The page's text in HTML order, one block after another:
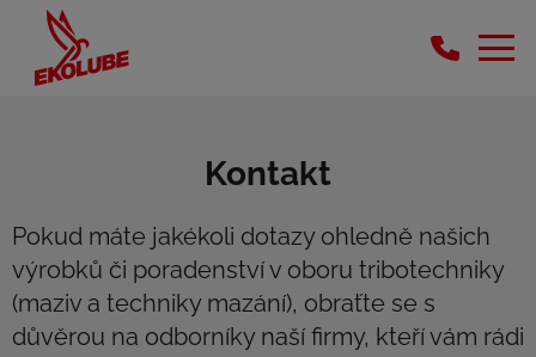
Kontakt
Pokud máte jakékoli dotazy ohledně našich
výrobků či poradenství v oboru tribotechniky
(maziv a techniky mazání), obraťte se s
důvěrou na odborníky naší firmy, kteří vám rádi